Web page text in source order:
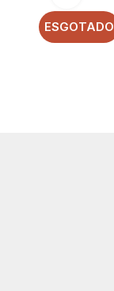
ESGOTADO